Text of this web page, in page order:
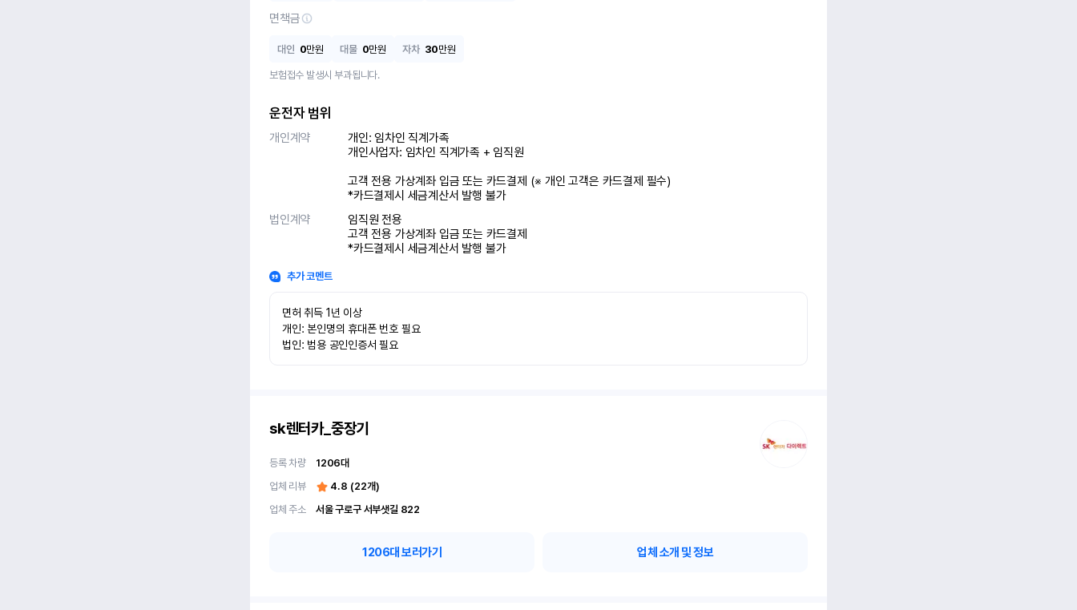
면책금
대인 0만원 대물 0만원 자차 30만원
보험접수 발생시 부과됩니다.
운전자 범위
개인계약
개인: 임차인 직계가족
개인사업자: 임차인 직계가족 + 임직원
고객 전용 가상계좌 입금 또는 카드결제 (※ 개인 고객은 카드결제 필수)
*카드결제시 세금계산서 발행 불가
법인계약
임직원 전용
고객 전용 가상계좌 입금 또는 카드결제
*카드결제시 세금계산서 발행 불가
추가 코멘트
면허 취득 1년 이상
개인: 본인명의 휴대폰 번호 필요
법인: 범용 공인인증서 필요
sk렌터카_중장기
등록 차량 1206대
업체 리뷰
4.8 (22개)
업체 주소
서울 구로구 서부샛길 822
1206대 보러가기 업체 소개 및 정보